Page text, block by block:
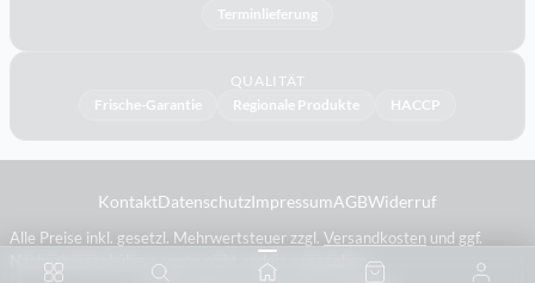
Terminlieferung
QUALITÄT
Frische-Garantie
Regionale Produkte HACCP
KontaktDatenschutzImpressumAGBWiderruf
Alle Preise inkl. gesetzl. Mehrwertsteuer zzgl. Versandkosten und ggf.
Nachnahmegebühren, wenn nicht anders angegeben.